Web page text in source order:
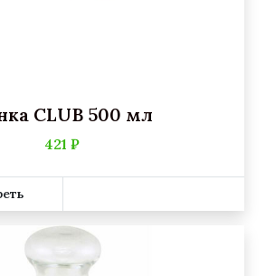
CLUB 500 мл
421 ₽